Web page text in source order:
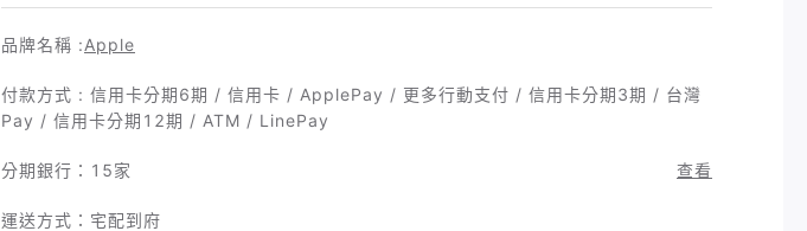
品牌名稱 :Apple
付款方式 : 信用卡分期6期 / 信用卡 / ApplePay / 更多行動支付 / 信用卡分期3期 / 台灣
Pay / 信用卡分期12期 / ATM / LinePay
分期銀行： 15家 查看
運送方式：宅配到府